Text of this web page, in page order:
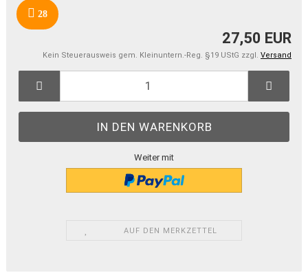
28
27,50 EUR
Kein Steuerausweis gem. Kleinuntern.-Reg. §19 UStG zzgl. Versand
Weiter mit
AUF DEN MERKZETTEL